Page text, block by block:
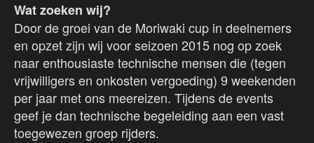
Wat zoeken wij?
Door de groei van de Moriwaki cup in deelnemers
en opzet zijn wij voor seizoen 2015 nog op zoek
naar enthousiaste technische mensen die (tegen
vrijwilligers en onkosten vergoeding) 9 weekenden
per jaar met ons meereizen. Tijdens de events
geef je dan technische begeleiding aan een vast
toegewezen groep rijders.